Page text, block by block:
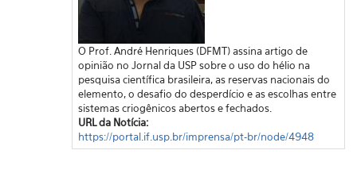
O Prof. André Henriques (DFMT) assina artigo de
opinião no Jornal da USP sobre o uso do hélio na
pesquisa científica brasileira, as reservas nacionais do
elemento, o desafio do desperdício e as escolhas entre
sistemas criogênicos abertos e fechados.
URL da Notícia:
https://portal.if.usp.br/imprensa/pt-br/node/4948